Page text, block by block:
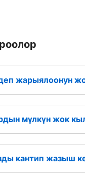
жарыялоонун
мүлкүн жок
кантип жазыш